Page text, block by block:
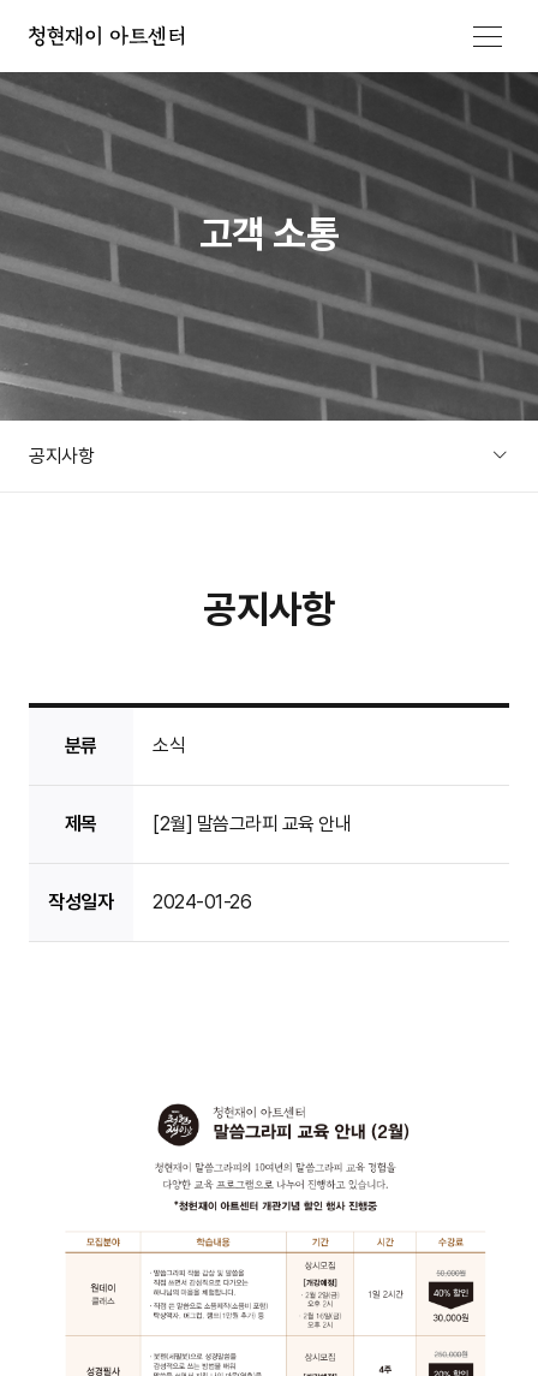
메뉴 열기
고객 소통
공지사항
공지사항
분류 소식
제목 [2월] 말씀그라피 교육 안내
작성일자 2024-01-26